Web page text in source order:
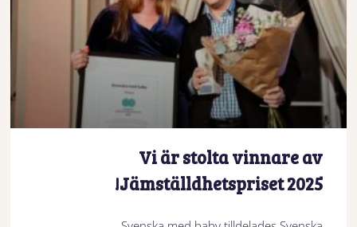
Vi är stolta vinnare av
Jämställdhetspriset 2025!